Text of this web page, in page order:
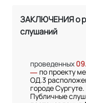
ЗАКЛЮЧЕНИЯ о
слушаний
проведенных
— по проекту
ОД.3
городе Сургуте.
Публичные